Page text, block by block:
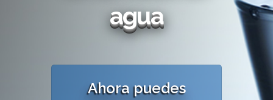
agua
Ahora puedes